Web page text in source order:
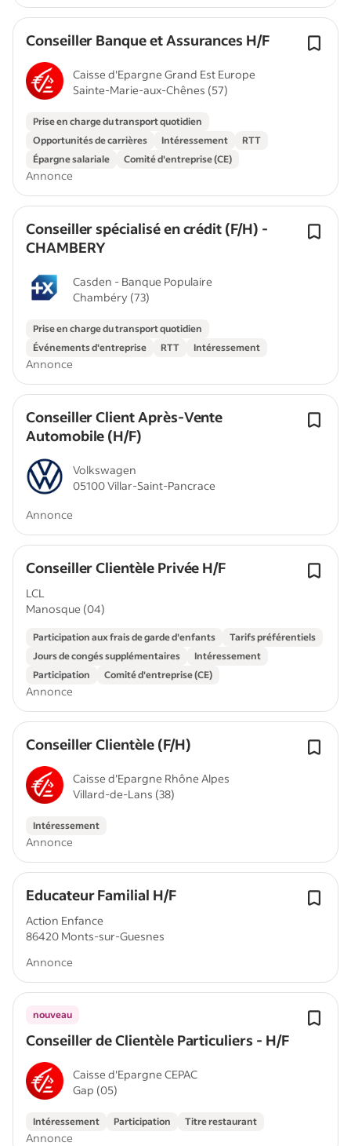
Conseiller Banque et Assurances H/F
Caisse d'Epargne Grand Est Europe
Sainte-Marie-aux-Chênes (57)
Prise en charge du transport quotidien
Opportunités de carrières
Intéressement
RTT
Épargne salariale
Comité d'entreprise (CE)
Annonce
Conseiller spécialisé en crédit (F/H) -
CHAMBERY
Casden - Banque Populaire
Chambéry (73)
Prise en charge du transport quotidien
Événements d'entreprise
RTT Intéressement
Annonce
Conseiller Client Après-Vente
Automobile (H/F)
Volkswagen
05100 Villar-Saint-Pancrace
Annonce
Conseiller Clientèle Privée H/F
LCL
Manosque (04)
Participation aux frais de garde d'enfants
Tarifs préférentiels
Jours de congés supplémentaires
Intéressement
Participation
Comité d'entreprise (CE)
Annonce
Conseiller Clientèle (F/H)
Caisse d'Epargne Rhône Alpes
Villard-de-Lans (38)
Intéressement
Annonce
Educateur Familial H/F
Action Enfance
86420 Monts-sur-Guesnes
Annonce
Conseiller de Clientèle Particuliers - H/F
nouveau
Caisse d'Epargne CEPAC
Gap (05)
Intéressement Participation Titre restaurant
Annonce